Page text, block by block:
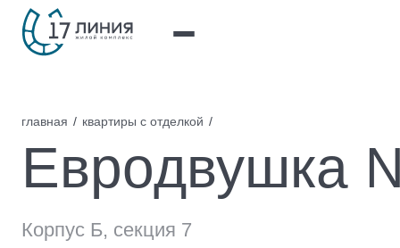
главная квартиры с отделкой
Евродвушка
Корпус Б, секция 7